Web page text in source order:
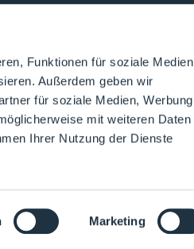
Funktionen für soziale Medien
Außerdem geben wir
für soziale Medien, Werbung
mit weiteren Daten
Ihrer Nutzung der Dienste
Marketing
Medienformate